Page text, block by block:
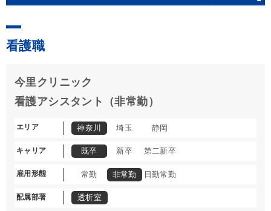
看護職
今里クリニック
看護アシスタント（非常勤）
エリア 神奈川 埼玉 静岡
キャリア 既卒 新卒 第二新卒
雇用形態 常勤 非常勤 日勤常勤
配属部署 透析室